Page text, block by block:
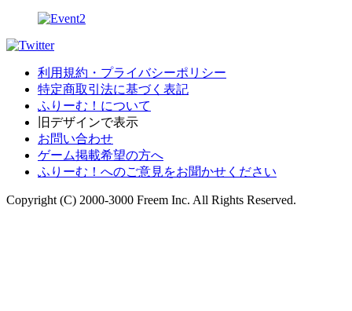
利用規約・プライバシーポリシー
特定商取引法に基づく表記
ふりーむ！について
旧デザインで表示
お問い合わせ
ゲーム掲載希望の方へ
ふりーむ！へのご意見をお聞かせください
Copyright (C) 2000-3000 Freem Inc. All Rights Reserved.